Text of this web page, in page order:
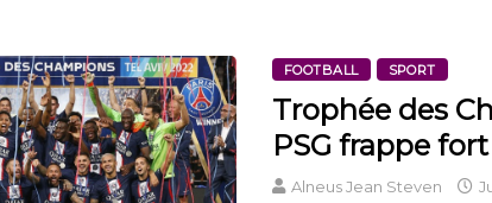
FOOTBALL SPORT
Trophée des
PSG frappe
Alneus Jean Steven